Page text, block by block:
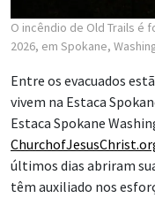
O incêndio de Old Trails é
2026, em Spokane,
Entre os evacuados
vivem na Estaca
Estaca Spokane
últimos dias abriram
têm auxiliado nos